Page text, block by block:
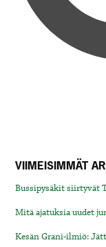
VIIMEISIMMÄT
Bussipysäkit siirtyvät
Mitä ajatuksia uudet
Kesän Grani-ilmiö: